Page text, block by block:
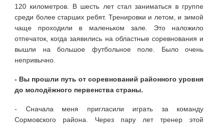
120 километров. В шесть лет стал заниматься в группе
среди более старших ребят. Тренировки и летом, и зимой
чаще проходили в маленьком зале. Это наложило
отпечаток, когда заявились на областные соревнования и
вышли на большое футбольное поле. Было очень
непривычно.
- Вы прошли путь от соревнований районного уровня
до молодёжного первенства страны.
- Сначала меня пригласили играть за команду
Сормовского района. Через пару лет тренер этой